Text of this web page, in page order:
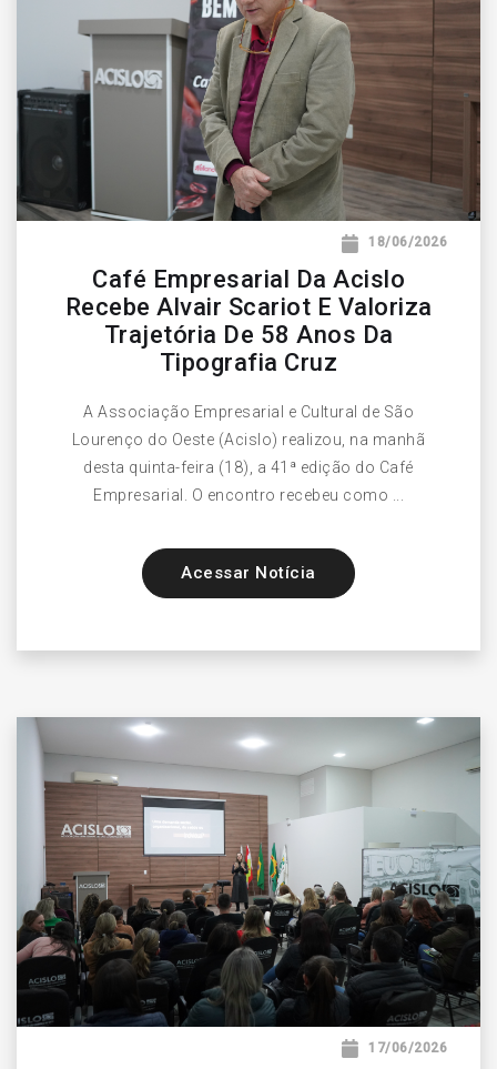
18/06/2026
Café Empresarial Da Acislo
Recebe Alvair Scariot E Valoriza
Trajetória De 58 Anos Da
Tipografia Cruz
A Associação Empresarial e Cultural de São
Lourenço do Oeste (Acislo) realizou, na manhã
desta quinta-feira (18), a 41ª edição do Café
Empresarial. O encontro recebeu como ...
Acessar Notícia
17/06/2026